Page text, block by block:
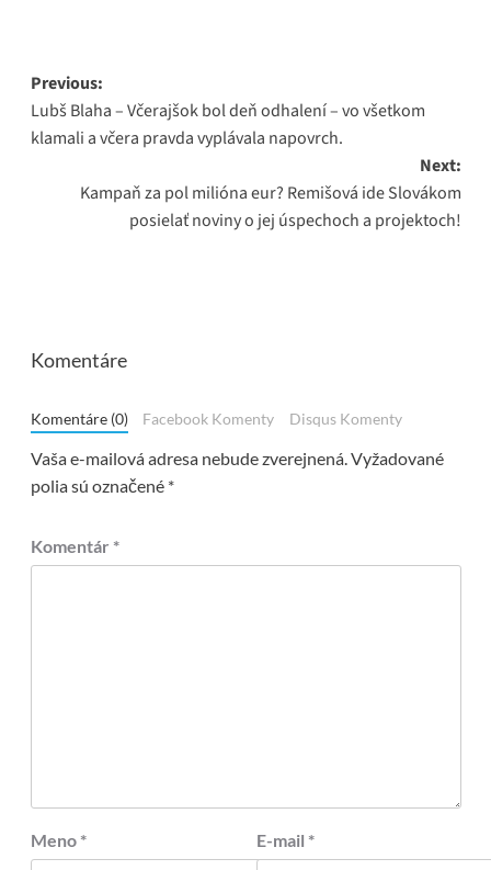
Post
navigation
Previous:
Lubš Blaha – Včerajšok bol deň odhalení – vo všetkom
klamali a včera pravda vyplávala napovrch.
Next:
Kampaň za pol milióna eur? Remišová ide Slovákom
posielať noviny o jej úspechoch a projektoch!
Komentáre
Komentáre (0) Facebook Komenty Disqus Komenty
Vaša e-mailová adresa nebude zverejnená.Vyžadované
polia sú označené *
Komentár *
Meno * E-mail *